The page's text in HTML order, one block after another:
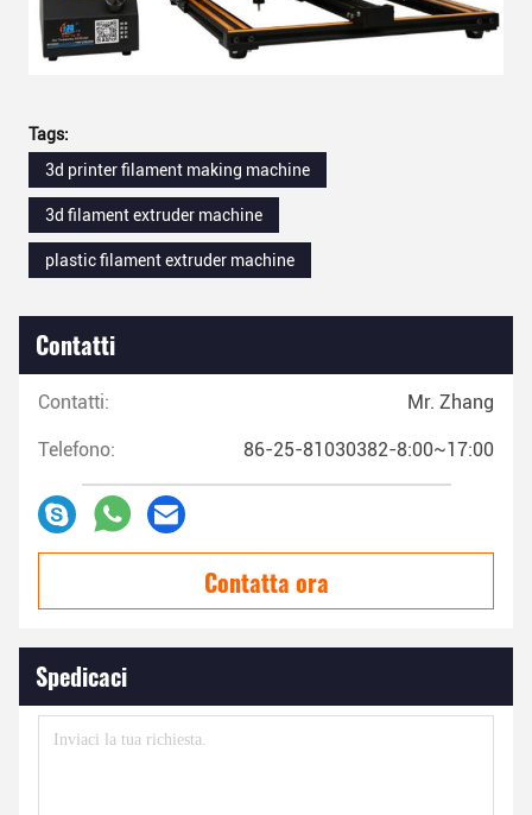
Tags:
3d printer filament making machine
3d filament extruder machine
plastic filament extruder machine
Contatti
Contatti: Mr. Zhang
Telefono: 86-25-81030382-8:00~17:00
Contatta ora
Spedicaci